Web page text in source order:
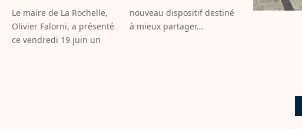
Le maire de La Rochelle,
Olivier Falorni, a présenté
ce vendredi 19 juin un
nouveau dispositif destiné
à mieux partager…